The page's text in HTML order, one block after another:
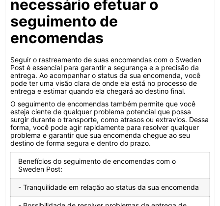
necessário efetuar o
seguimento de
encomendas
Seguir o rastreamento de suas encomendas com o Sweden
Post é essencial para garantir a segurança e a precisão da
entrega. Ao acompanhar o status da sua encomenda, você
pode ter uma visão clara de onde ela está no processo de
entrega e estimar quando ela chegará ao destino final.
O seguimento de encomendas também permite que você
esteja ciente de qualquer problema potencial que possa
surgir durante o transporte, como atrasos ou extravios. Dessa
forma, você pode agir rapidamente para resolver qualquer
problema e garantir que sua encomenda chegue ao seu
destino de forma segura e dentro do prazo.
Benefícios do seguimento de encomendas com o
Sweden Post:
- Tranquilidade em relação ao status da sua encomenda